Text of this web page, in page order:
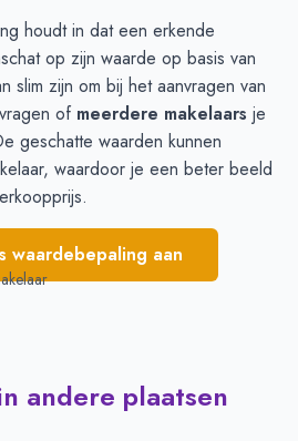
houdt in dat een erkende
op zijn waarde op basis van
slim zijn om bij het aanvragen van
of meerdere makelaars je
geschatte waarden kunnen
waardoor je een beter beeld
waardebepaling aan
andere plaatsen